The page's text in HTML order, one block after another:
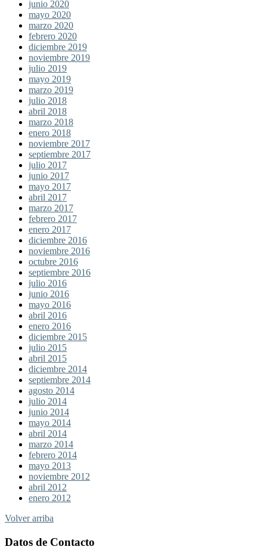
junio 2020
mayo 2020
marzo 2020
febrero 2020
diciembre 2019
noviembre 2019
julio 2019
mayo 2019
marzo 2019
julio 2018
abril 2018
marzo 2018
enero 2018
noviembre 2017
septiembre 2017
julio 2017
junio 2017
mayo 2017
abril 2017
marzo 2017
febrero 2017
enero 2017
diciembre 2016
noviembre 2016
octubre 2016
septiembre 2016
julio 2016
junio 2016
mayo 2016
abril 2016
enero 2016
diciembre 2015
julio 2015
abril 2015
diciembre 2014
septiembre 2014
agosto 2014
julio 2014
junio 2014
mayo 2014
abril 2014
marzo 2014
febrero 2014
mayo 2013
noviembre 2012
abril 2012
enero 2012
Volver arriba
Datos de Contacto